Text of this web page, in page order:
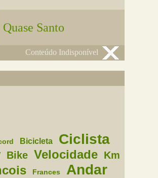
Quase Santo
Conteúdo Indisponível
Bicicleta Ciclista
Bike Velocidade Km
Frances Andar